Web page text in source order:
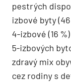
pestrých
izbové byty
4-izbové (16
5-izbových
zdravý mix
cez rodiny s